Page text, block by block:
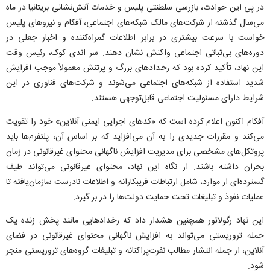
در پی این حوادث، بازرسی سلطنتی پلیس و خدمات آتش‌نشانی بریتانیا در ماه
می‌سال گذشته از شرکت‌های مالک شبکه‌های اجتماعی، آفکام و نیرو‌های پلیس
خواست با سرعت بیشتری در برابر اطلاعات گمراه‌کننده و اخبار جعلی در
دوره‌های بی‌ثباتی اجتماعی واکنش نشان دهند. سر اندی کوک، رئیس وقت
این نهاد، تأکید کرده بود که رخداد‌های بزرگ و پرتنش معمولاً موجب افزایش
شدید استفاده از شبکه‌های اجتماعی می‌شوند و شرکت‌های فناوری در این
شرایط دارای مسئولیت اجتماعی قابل‌توجهی هستند.
آفکام اکنون اعلام کرده است که «کد‌های اجرایی ایمنی آنلاین» خود را تقویت
می‌کند و مقررات جدیدی را به آن می‌افزاید که بر اساس آن، پلتفرم‌ها باید
پروتکل‌های مشخصی برای مدیریت افزایش ناگهانی محتوای غیرقانونی در زمان
بحران داشته باشند. از نگاه این نهاد، محتوای غیرقانونی می‌تواند طیف
گسترده‌ای از موارد، شامل ارتباطات فریبکارانه و اطلاعات نادرست سازمان‌یافته تا
عملیات نفوذ و تبلیغات تحت حمایت دولت‌ها را در بر گیرد.
این نهاد رگولاتور همچنین هشدار داد که رخداد‌هایی مانند پخش زنده یک
حمله تروریستی می‌تواند به افزایش ناگهانی محتوای غیرقانونی در فضای
آنلاین، از جمله انتشار مطالب نفرت‌پراکنانه و تبلیغات گروه‌های تروریستی منجر
شود.